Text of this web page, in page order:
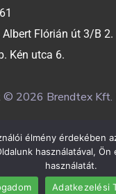
Albert Flórián út 3/B 2.
Kén utca 6.
© 2026 Brendtex Kft.
készítette:
élmény érdekében
használatával,
használatát.
Adatkezelési